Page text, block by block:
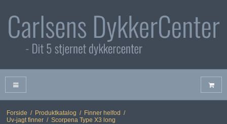
Forside / Produktkatalog / Finner helfod /
Uv-jagt finner / Scorpena Type X3 long